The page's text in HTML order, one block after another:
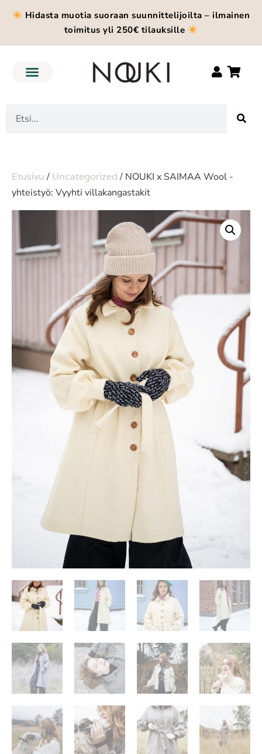
Hidasta muotia suoraan suunnittelijoilta – ilmainen
toimitus yli 250€ tilauksille
Etusivu/ Uncategorized/ NOUKI x SAIMAA Wool -
yhteistyö: Vyyhti villakangastakit